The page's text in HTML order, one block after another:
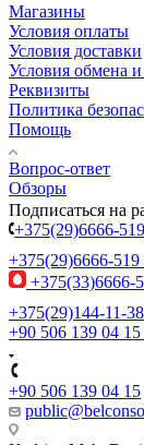
Магазины
Условия оплаты
Условия доставки
Условия обмена и
Реквизиты
Политика
Помощь
Вопрос-ответ
Обзоры
Подписаться на
+375(29)6666-519
+375(29)6666-519
+375(33)6666-
+375(29)144-11-38
+90 506 139 04 15
+90 506 139 04 15